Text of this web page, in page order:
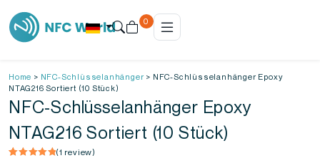
0
Home > NFC-Schlüsselanhänger > NFC-Schlüsselanhänger Epoxy
NTAG216 Sortiert (10 Stück)
NFC-Schlüsselanhänger Epoxy
NTAG216 Sortiert (10 Stück)
(1 review)